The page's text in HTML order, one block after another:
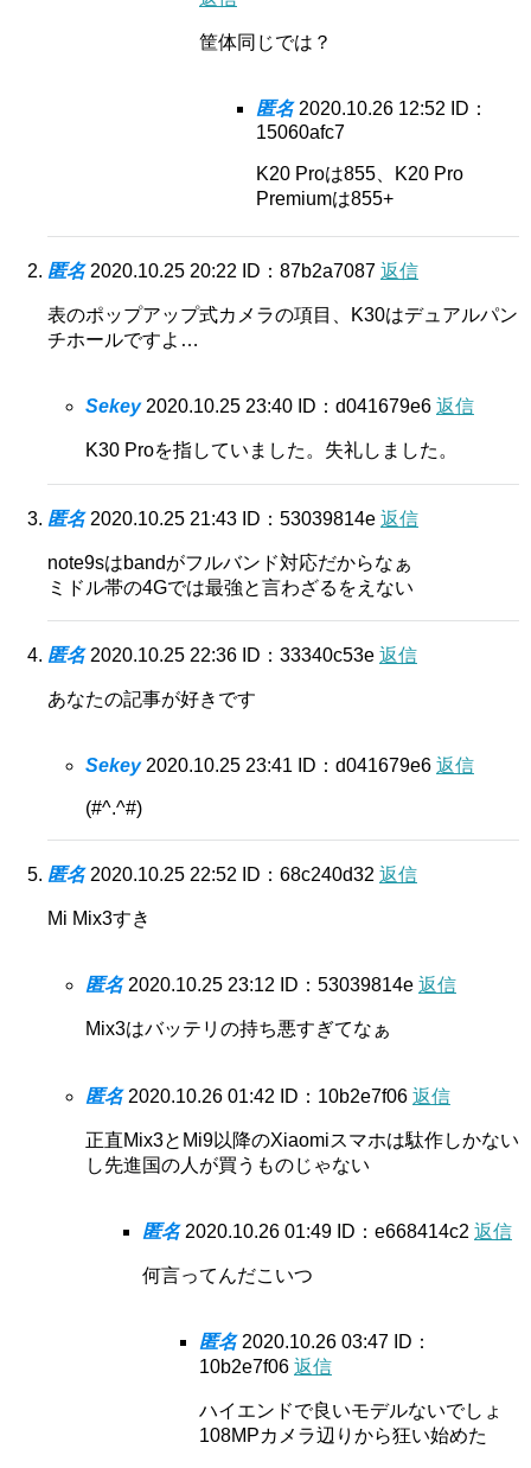
筐体同じでは？
匿名 2020.10.26 12:52
ID：
15060afc7
K20 Proは855、K20 Pro
Premiumは855+
匿名 2020.10.25 20:22 ID：87b2a7087 返信
表のポップアップ式カメラの項目、K30はデュアルパン
チホールですよ…
Sekey 2020.10.25 23:40 ID：d041679e6 返信
K30 Proを指していました。失礼しました。
匿名 2020.10.25 21:43 ID：53039814e 返信
note9sはbandがフルバンド対応だからなぁ
ミドル帯の4Gでは最強と言わざるをえない
匿名 2020.10.25 22:36 ID：33340c53e 返信
あなたの記事が好きです
Sekey 2020.10.25 23:41 ID：d041679e6 返信
(#^.^#)
匿名 2020.10.25 22:52 ID：68c240d32 返信
Mi Mix3すき
匿名 2020.10.25 23:12 ID：53039814e 返信
Mix3はバッテリの持ち悪すぎてなぁ
匿名 2020.10.26 01:42 ID：10b2e7f06 返信
正直Mix3とMi9以降のXiaomiスマホは駄作しかない
し先進国の人が買うものじゃない
匿名 2020.10.26 01:49 ID：e668414c2 返信
何言ってんだこいつ
匿名 2020.10.26 03:47 ID：
10b2e7f06 返信
ハイエンドで良いモデルないでしょ
108MPカメラ辺りから狂い始めた